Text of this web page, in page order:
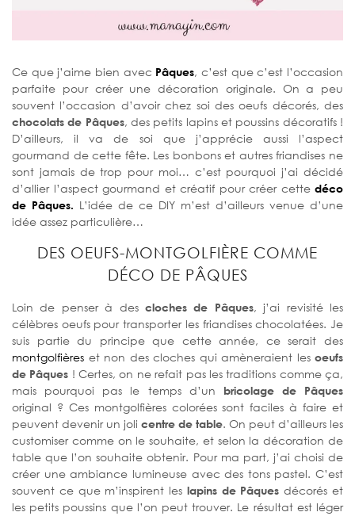
Ce que j’aime bien avec Pâques, c’est que c’est l’occasion
parfaite pour créer une décoration originale. On a peu
souvent l’occasion d’avoir chez soi des oeufs décorés, des
chocolats de Pâques, des petits lapins et poussins décoratifs !
D’ailleurs, il va de soi que j’apprécie aussi l’aspect
gourmand de cette fête. Les bonbons et autres friandises ne
sont jamais de trop pour moi… c’est pourquoi j’ai décidé
d’allier l’aspect gourmand et créatif pour créer cette déco
de Pâques. L’idée de ce DIY m’est d’ailleurs venue d’une
idée assez particulière…
DES OEUFS-MONTGOLFIÈRE COMME
DÉCO DE PÂQUES
Loin de penser à des cloches de Pâques, j’ai revisité les
célèbres oeufs pour transporter les friandises chocolatées. Je
suis partie du principe que cette année, ce serait des
montgolfières et non des cloches qui amèneraient les oeufs
de Pâques ! Certes, on ne refait pas les traditions comme ça,
mais pourquoi pas le temps d’un bricolage de Pâques
original ? Ces montgolfières colorées sont faciles à faire et
peuvent devenir un joli centre de table. On peut d’ailleurs les
customiser comme on le souhaite, et selon la décoration de
table que l’on souhaite obtenir. Pour ma part, j’ai choisi de
créer une ambiance lumineuse avec des tons pastel. C’est
souvent ce que m’inspirent les lapins de Pâques décorés et
les petits poussins que l’on peut trouver. Le résultat est léger